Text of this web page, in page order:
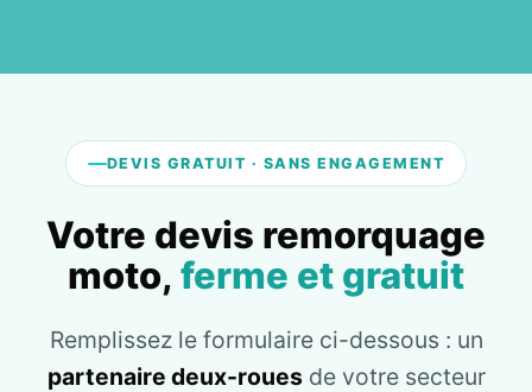
DEVIS GRATUIT · SANS ENGAGEMENT
Votre devis remorquage
moto, ferme et gratuit
Remplissez le formulaire ci-dessous : un
partenaire deux-rouesde votre secteur